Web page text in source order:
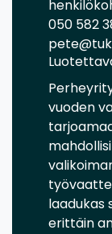
050 582
vuoden
laadukas
erittäin